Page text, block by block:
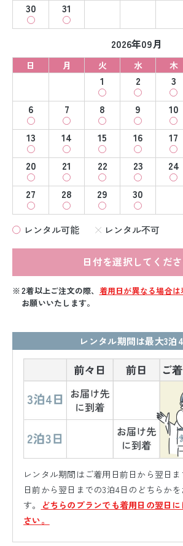
30
31
2026年09月
日 月 火 水 木
1 2 3
6
7 8 9 10
13
14 15 16 17
20
21 22 23 24
27
28 29 30
レンタル可能 レンタル不可
日付を選択してくだ
2着以上ご注文の際、 着用日が異なる場合
お願いいたします。
レンタル期間は最大3泊
レンタル期間はご着用日前日から翌日ま
日前から翌日までの3泊4日のどちらか
す。
どちらのプランでも着用日の翌日
さい。